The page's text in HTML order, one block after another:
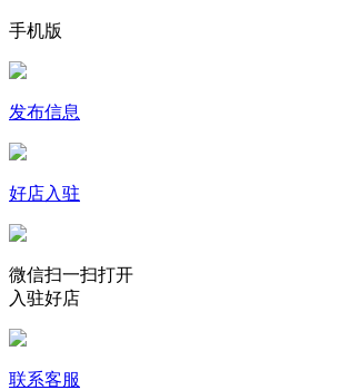
手机版
发布信息
好店入驻
微信扫一扫打开
入驻好店
联系客服